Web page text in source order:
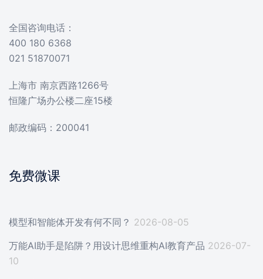
全国咨询电话：
400 180 6368
021 51870071
上海市 南京西路1266号
恒隆广场办公楼二座15楼
邮政编码：200041
免费微课
模型和智能体开发有何不同？ 2026-08-05
万能AI助手是陷阱？用设计思维重构AI教育产品 2026-07-
10